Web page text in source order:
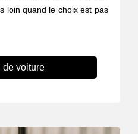
loin quand le choix est pas
de voiture